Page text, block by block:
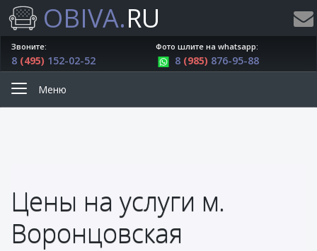
OBIVA.RU
Звоните:
8 (495) 152-02-52
Фото шлите на whatsapp:
8 (985) 876-95-88
Меню
Цены на услуги м.
Воронцовская